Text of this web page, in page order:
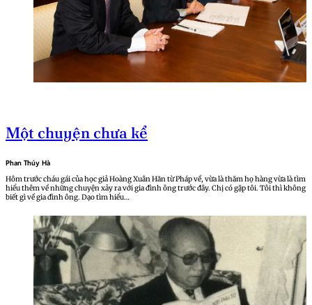
Một chuyện chưa kể
Phan Thúy Hà
Hôm trước cháu gái của học giả Hoàng Xuân Hãn từ Pháp về, vừa là thăm họ hàng vừa là tìm
hiểu thêm về những chuyện xảy ra với gia đình ông trước đây. Chị có gặp tôi. Tôi thì không
biết gì về gia đình ông. Dạo tìm hiểu…